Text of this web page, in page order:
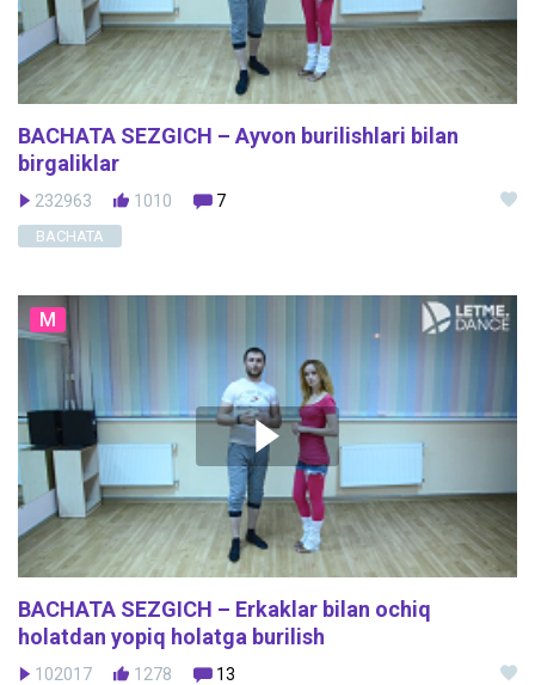
BACHATA SEZGICH – Ayvon burilishlari bilan
birgaliklar
232963 1010 7
BACHATA
M
BACHATA SEZGICH – Erkaklar bilan ochiq
holatdan yopiq holatga burilish
102017 1278 13